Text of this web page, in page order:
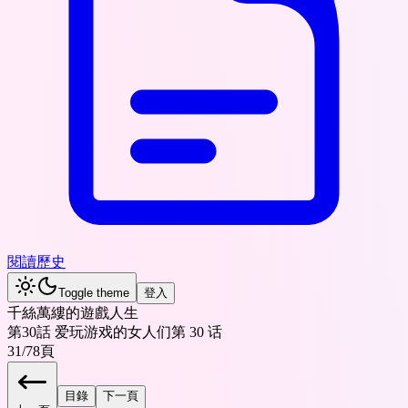
閱讀歷史
Toggle theme 登入
千絲萬縷的遊戲人生
第30話 爱玩游戏的女人们第 30 话
31/78頁
目錄 下一頁